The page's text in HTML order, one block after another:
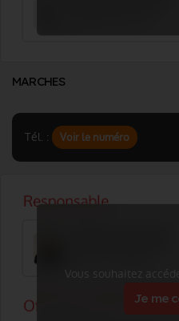
MARCHES
Tél. : Voir le numéro
Vous souhaitez
Je me